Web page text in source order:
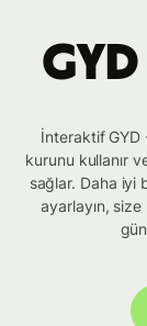
İnteraktif GYD
kurunu kullanır
sağlar. Daha iyi
ayarlayın,